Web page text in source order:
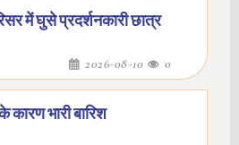
में घुसे प्रदर्शनकारी छात्र
2026-08-10 0
कारण भारी बारिश